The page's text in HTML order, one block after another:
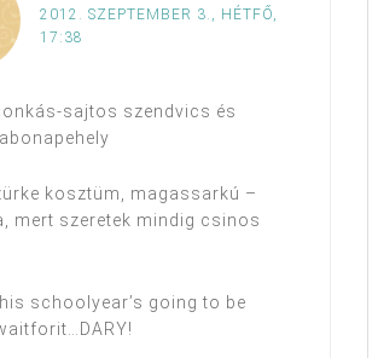
2012. SZEPTEMBER 3., HÉTFŐ,
17:38
sajtos szendvics és
kosztüm, magassarkú –
mert szeretek mindig csinos
schoolyear’s going to be